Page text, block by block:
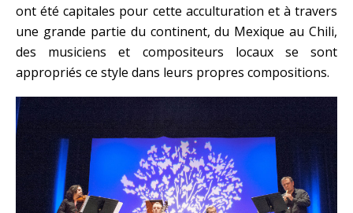
ont été capitales pour cette acculturation et à travers
une grande partie du continent, du Mexique au Chili,
des musiciens et compositeurs locaux se sont
appropriés ce style dans leurs propres compositions.